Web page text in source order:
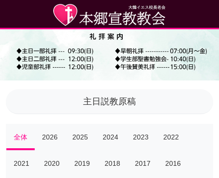
主日説教原稿
全体 2026 2025 2024 2023 2022
2021 2020 2019 2018 2017 2016